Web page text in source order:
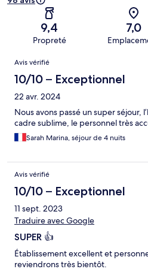
9,4
Propreté
7,0
Avis
Avis vérifié
10/10 – Exceptionnel
22 avr. 2024
Nous avons passé un super séjour,
cadre sublime, le personnel très
Sarah Marina, séjour de 4 nuits
Avis vérifié
10/10 – Exceptionnel
11 sept. 2023
Traduire avec Google
SUPER 👍
Établissement excellent et
reviendrons très bientôt.